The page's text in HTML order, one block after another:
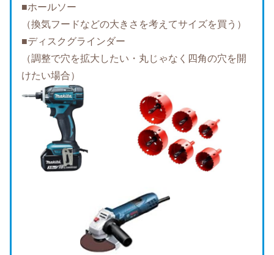
■ホールソー
（換気フードなどの大きさを考えてサイズを買う）
■ディスクグラインダー
（調整で穴を拡大したい・丸じゃなく四角の穴を開
けたい場合）